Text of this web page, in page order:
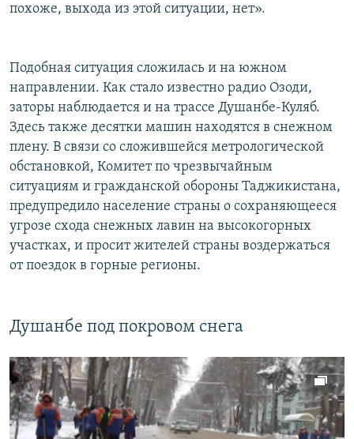
похоже, выхода из этой ситуации, нет».
Подобная ситуация сложилась и на южном
направлении. Как стало известно радио Озоди,
заторы наблюдается и на трассе Душанбе-Куляб.
Здесь также десятки машин находятся в снежном
плену. В связи со сложившейся метрологической
обстановкой, Комитет по чрезвычайным
ситуациям и гражданской обороны Таджикистана,
предупредило население страны о сохраняющееся
угрозе схода снежных лавин на высокогорных
участках, и просит жителей страны воздержаться
от поездок в горные регионы.
Душанбе под покровом снега